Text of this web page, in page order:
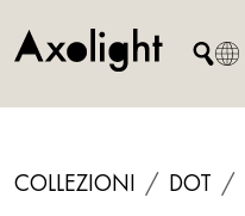
to
COLLEZIONI DOT